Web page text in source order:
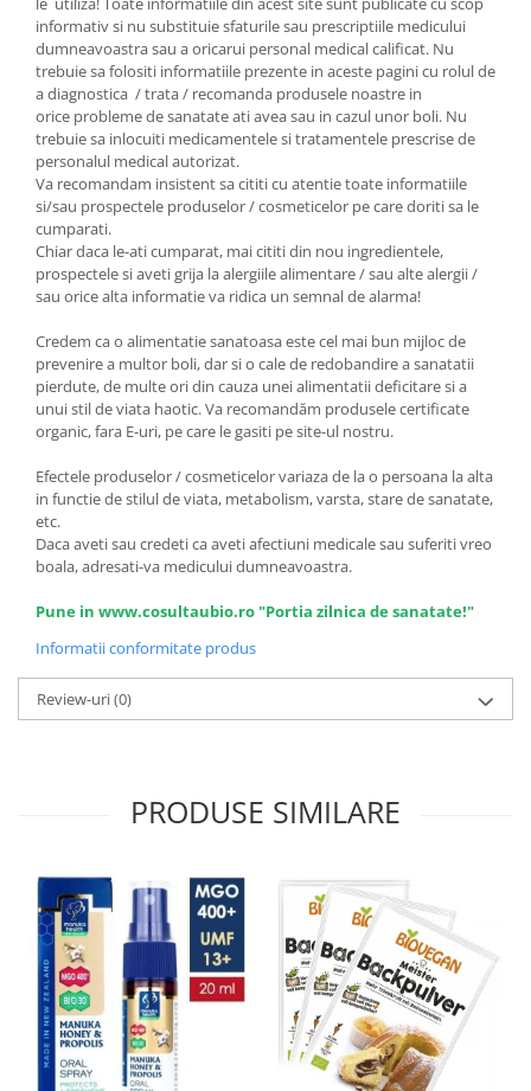
informativ si nu substituie sfaturile sau prescriptiile medicului
dumneavoastra sau a oricarui personal medical calificat. Nu
trebuie sa folositi informatiile prezente in aceste pagini cu rolul de
a diagnostica / trata / recomanda produsele noastre in
orice probleme de sanatate ati avea sau in cazul unor boli. Nu
trebuie sa inlocuiti medicamentele si tratamentele prescrise de
personalul medical autorizat.
Va recomandam insistent sa cititi cu atentie toate informatiile
si/sau prospectele produselor / cosmeticelor pe care doriti sa le
cumparati.
Chiar daca le-ati cumparat, mai cititi din nou ingredientele,
prospectele si aveti grija la alergiile alimentare / sau alte alergii /
sau orice alta informatie va ridica un semnal de alarma!
Credem ca o alimentatie sanatoasa este cel mai bun mijloc de
prevenire a multor boli, dar si o cale de redobandire a sanatatii
pierdute, de multe ori din cauza unei alimentatii deficitare si a
unui stil de viata haotic. Va recomandăm produsele certificate
organic, fara E-uri, pe care le gasiti pe site-ul nostru.
Efectele produselor / cosmeticelor variaza de la o persoana la alta
in functie de stilul de viata, metabolism, varsta, stare de sanatate,
etc.
Daca aveti sau credeti ca aveti afectiuni medicale sau suferiti vreo
boala, adresati-va medicului dumneavoastra.
Pune in www.cosultaubio.ro "Portia zilnica de sanatate!"
Informatii conformitate produs
Review-uri(0)
PRODUSE SIMILARE